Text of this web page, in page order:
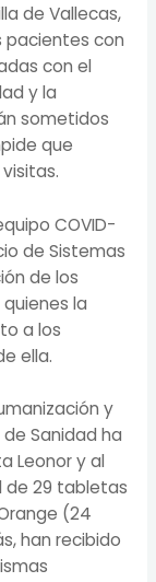
de Vallecas,
pacientes con
con el
y la
sometidos
que
COVID-
de Sistemas
de los
la
a los
ella.
y
Sanidad ha
Leonor y al
de 29 tabletas
(24
han recibido